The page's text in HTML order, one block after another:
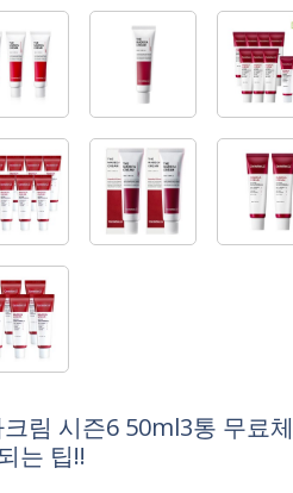
림 시즌6 50ml3통 무료
는 팁!!